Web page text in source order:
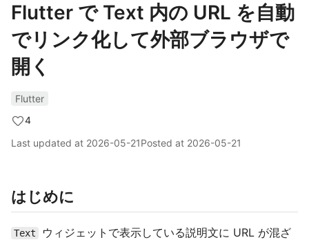
Flutter で Text 内の URL を自動
でリンク化して外部ブラウザで
開く
Flutter
4
Last updated at 2026-05-21Posted at 2026-05-21
はじめに
Text
ウィジェットで表示している説明文に URL が混ざ